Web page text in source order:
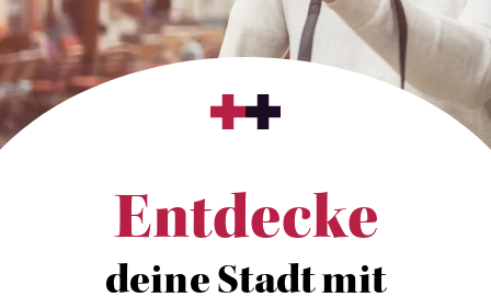
Entdecke
deine Stadt mit